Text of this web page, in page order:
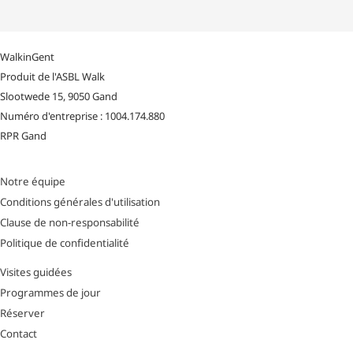
WalkinGent
Produit de l'ASBL Walk
Slootwede 15, 9050 Gand
Numéro d'entreprise : 1004.174.880
RPR Gand
Notre équipe
Conditions générales d'utilisation
Clause de non-responsabilité
Politique de confidentialité
Visites guidées
Programmes de jour
Réserver
Contact